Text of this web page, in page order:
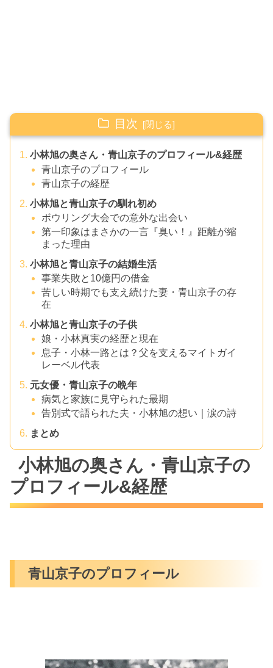
目次
小林旭の奥さん・青山京子のプロフィール&経歴
青山京子のプロフィール
青山京子の経歴
小林旭と青山京子の馴れ初め
ボウリング大会での意外な出会い
第一印象はまさかの一言『臭い！』距離が縮
まった理由
小林旭と青山京子の結婚生活
事業失敗と10億円の借金
苦しい時期でも支え続けた妻・青山京子の存
在
小林旭と青山京子の子供
娘・小林真実の経歴と現在
息子・小林一路とは？父を支えるマイトガイ
レーベル代表
元女優・青山京子の晩年
病気と家族に見守られた最期
告別式で語られた夫・小林旭の想い｜涙の詩
まとめ
小林旭の奥さん・青山京子の
プロフィール&経歴
青山京子のプロフィール